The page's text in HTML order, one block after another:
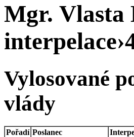
Mgr. Vlasta
interpelace›
Vylosované
vlády
Pořadí Poslanec